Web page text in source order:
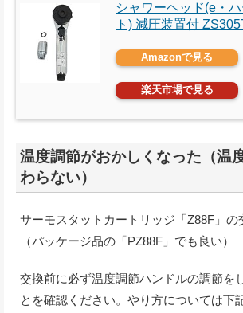
シャワーヘッド(e・
ト) 減圧装置付
Amazonで見る
楽天市場で見る
温度調節がおかしくなった（温
わらない）
サーモスタットカートリッジ「Z88F」の
（パッケージ品の「PZ88F」でも良い）
交換前に必ず温度調節ハンドルの調節を
とを確認ください。やり方については下